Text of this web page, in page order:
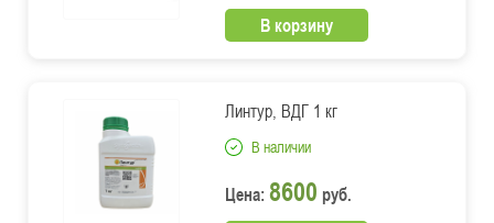
В корзину
Линтур, ВДГ 1 кг
В наличии
Цена: 8600 руб.